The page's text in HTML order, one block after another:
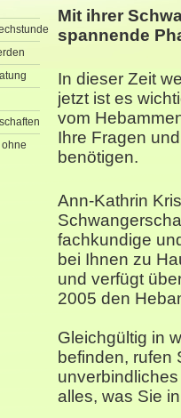
Mit ihrer
spannende
In dieser Zeit
jetzt ist es
vom
Ihre Fragen
benötigen.
Ann-Kathrin
fachkundige
bei Ihnen zu
und verfügt
2005 den
Gleichgültig in
befinden, rufen
alles, was Sie